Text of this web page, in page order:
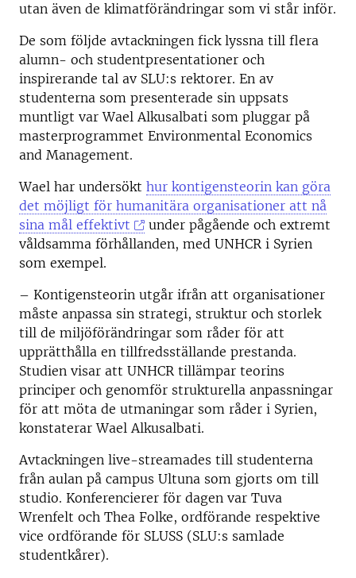
utan även de klimatförändringar som vi står inför.
De som följde avtackningen fick lyssna till flera
alumn- och studentpresentationer och
inspirerande tal av SLU:s rektorer. En av
studenterna som presenterade sin uppsats
muntligt var Wael Alkusalbati som pluggar på
masterprogrammet Environmental Economics
and Management.
Wael har undersökt hur kontigensteorin kan göra
det möjligt för humanitära organisationer att nå
sina mål effektivt
under pågående och extremt
våldsamma förhållanden, med UNHCR i Syrien
som exempel.
– Kontigensteorin utgår ifrån att organisationer
måste anpassa sin strategi, struktur och storlek
till de miljöförändringar som råder för att
upprätthålla en tillfredsställande prestanda.
Studien visar att UNHCR tillämpar teorins
principer och genomför strukturella anpassningar
för att möta de utmaningar som råder i Syrien,
konstaterar Wael Alkusalbati.
Avtackningen live-streamades till studenterna
från aulan på campus Ultuna som gjorts om till
studio. Konferencierer för dagen var Tuva
Wrenfelt och Thea Folke, ordförande respektive
vice ordförande för SLUSS (SLU:s samlade
studentkårer).